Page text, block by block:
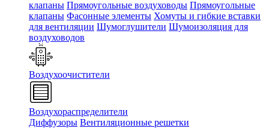
клапаны Прямоугольные воздуховоды Прямоугольные
клапаны Фасонные элементы Хомуты и гибкие вставки
для вентиляции Шумоглушители Шумоизоляция для
воздуховодов
Воздухоочистители
Воздухораспределители
Диффузоры Вентиляционные решетки